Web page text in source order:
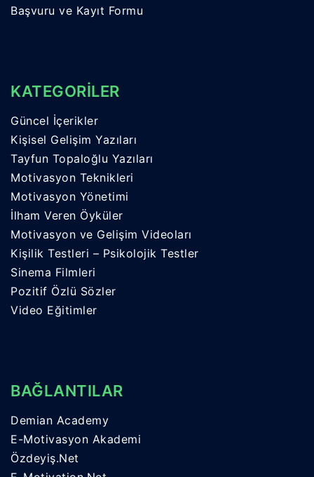
Başvuru ve Kayıt Formu
KATEGORİLER
Güncel İçerikler
Kişisel Gelişim Yazıları
Tayfun Topaloğlu Yazıları
Motivasyon Teknikleri
Motivasyon Yönetimi
İlham Veren Öyküler
Motivasyon ve Gelişim Videoları
Kişilik Testleri – Psikolojik Testler
Sinema Filmleri
Pozitif Özlü Sözler
Video Eğitimler
BAĞLANTILAR
Demian Academy
E-Motivasyon Akademi
Özdeyiş.Net